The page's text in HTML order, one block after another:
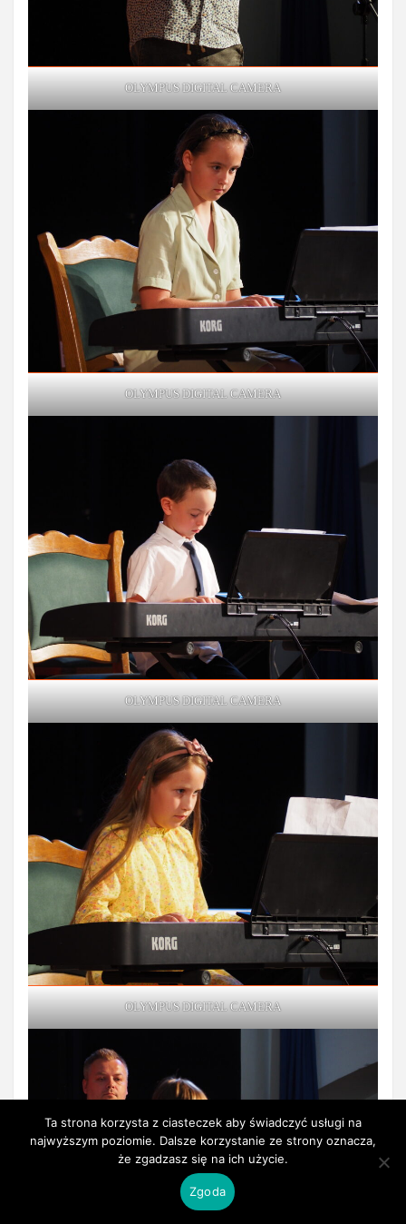
OLYMPUS DIGITAL CAMERA
OLYMPUS DIGITAL CAMERA
OLYMPUS DIGITAL CAMERA
OLYMPUS DIGITAL CAMERA
Ta strona korzysta z ciasteczek aby świadczyć usługi na
najwyższym poziomie. Dalsze korzystanie ze strony oznacza,
że zgadzasz się na ich użycie.
Zgoda